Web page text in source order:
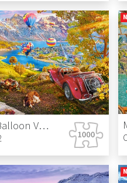
Hot Air Balloon Valley